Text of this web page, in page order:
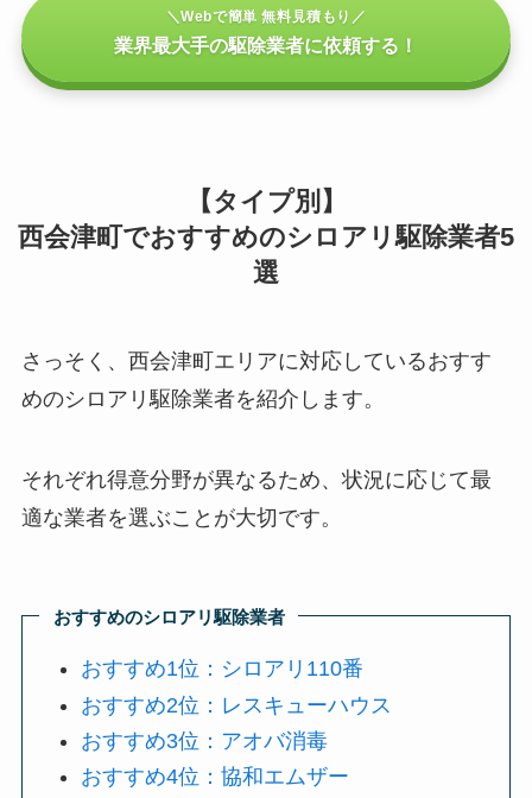
＼Webで簡単 無料見積もり／
業界最大手の駆除業者に依頼する！
【タイプ別】
西会津町でおすすめのシロアリ駆除業者5
選
さっそく、西会津町エリアに対応しているおすす
めのシロアリ駆除業者を紹介します。
それぞれ得意分野が異なるため、状況に応じて最
適な業者を選ぶことが大切です。
おすすめのシロアリ駆除業者
おすすめ1位：シロアリ110番
おすすめ2位：レスキューハウス
おすすめ3位：アオバ消毒
おすすめ4位：協和エムザー